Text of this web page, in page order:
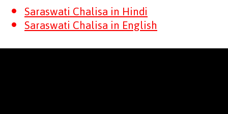
Saraswati Chalisa in Hindi
Saraswati Chalisa in English